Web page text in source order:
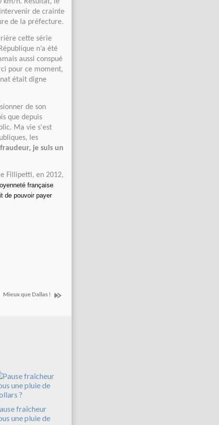
de crainte
de la préfecture.
cette série
n’a été
aussi conspué
pour ce moment,
était digne
de son
que depuis
Ma vie s'est
les
je suis un
Fillipetti, en 2012,
française
de pouvoir payer
Mieux que Dallas !
fraîcheur
une pluie de